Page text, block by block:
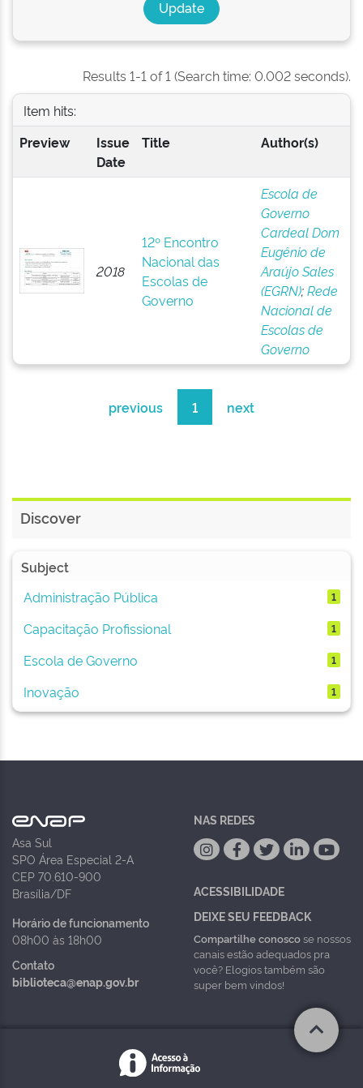
Results 1-1 of 1 (Search time: 0.002 seconds).
Item hits:
Preview
Issue
Date
Title Author(s)
2018
12º Encontro
Nacional das
Escolas de
Governo
Escola de
Governo
Cardeal Dom
Eugênio de
Araújo Sales
(EGRN);Rede
Nacional de
Escolas de
Governo
previous 1 next
Discover
Subject
Administração Pública
1
Capacitação Profissional 1
Escola de Governo 1
Inovação 1
Asa Sul
SPO Área Especial 2-A
CEP 70.610-900
Brasília/DF
Horário de funcionamento
08h00 às 18h00
Contato
biblioteca@enap.gov.br
NAS REDES
ACESSIBILIDADE
DEIXE SEU FEEDBACK
Compartilhe conoscose nossos
canais estão adequados pra
você? Elogios também são
super bem vindos!